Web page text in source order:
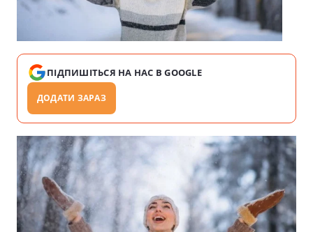
ПІДПИШІТЬСЯ НА НАС В GOOGLE
ДОДАТИ ЗАРАЗ